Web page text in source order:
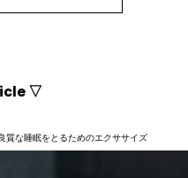
▽
質な睡眠をとるためのエクササイズ